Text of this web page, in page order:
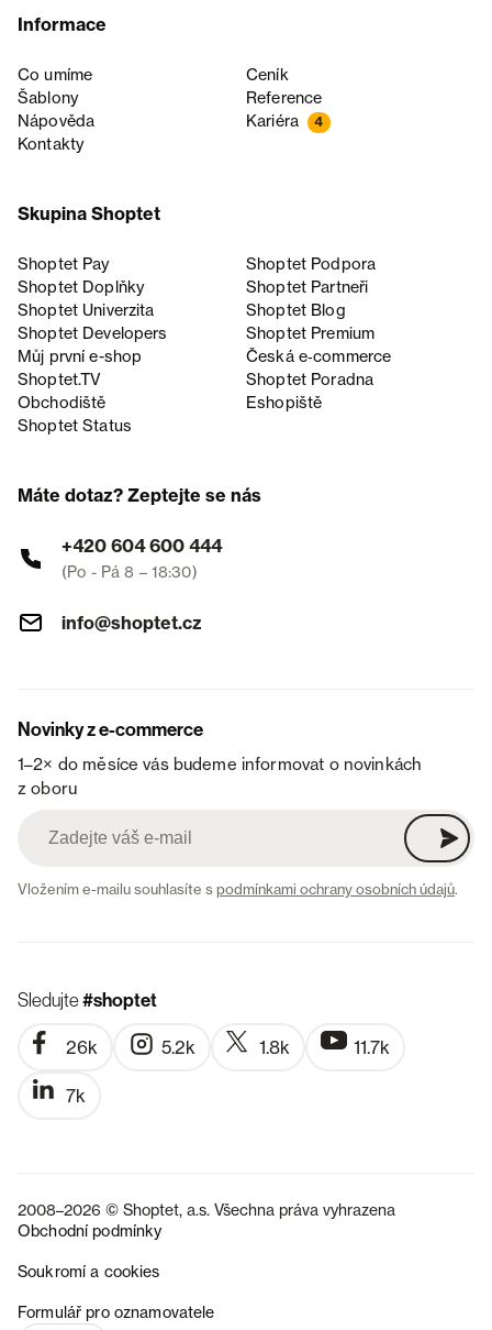
Informace
Co umíme
Ceník
Šablony
Reference
Nápověda
Kariéra 4
Kontakty
Skupina Shoptet
Shoptet Pay
Shoptet Podpora
Shoptet Doplňky
Shoptet Partneři
Shoptet Univerzita
Shoptet Blog
Shoptet Developers
Shoptet Premium
Můj první e-shop
Česká e‑commerce
Shoptet.TV
Shoptet Poradna
Obchodiště
Eshopiště
Shoptet Status
Máte dotaz? Zeptejte se nás
+420 604 600 444
(Po - Pá 8 – 18:30)
info@shoptet.cz
Novinky z e-commerce
1–2× do měsíce vás budeme informovat o novinkách
z oboru
Vložením e-mailu souhlasíte spodmínkami ochrany osobních údajů.
Sledujte#shoptet
26k 5.2k 1.8k 11.7k
7k
2008–2026 © Shoptet, a.s. Všechna práva vyhrazena
Obchodní podmínky
Soukromí a cookies
Formulář pro oznamovatele